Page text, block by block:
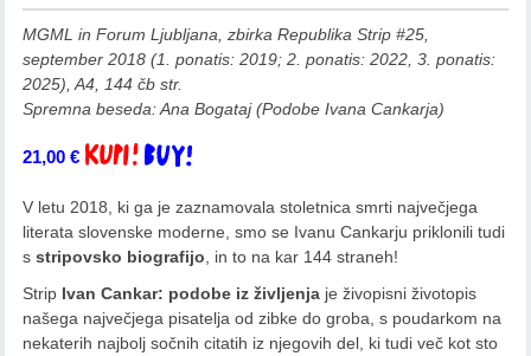
MGML in Forum Ljubljana, zbirka Republika Strip #25,
september 2018 (1. ponatis: 2019; 2. ponatis: 2022, 3. ponatis:
2025), A4, 144 čb str.
Spremna beseda: Ana Bogataj (Podobe Ivana Cankarja)
21,00€ Dodaj v košarico
V letu 2018, ki ga je zaznamovala stoletnica smrti največjega
literata slovenske moderne, smo se Ivanu Cankarju priklonili tudi
sstripovsko biografijo , in to na kar 144 straneh!
Strip Ivan Cankar: podobe iz življenja je živopisni životopis
našega največjega pisatelja od zibke do groba, s poudarkom na
nekaterih najbolj sočnih citatih iz njegovih del, ki tudi več kot sto